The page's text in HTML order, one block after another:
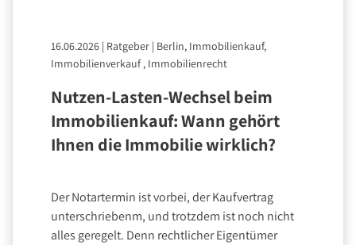
16.06.2026 | Ratgeber | Berlin, Immobilienkauf,
Immobilienverkauf , Immobilienrecht
Nutzen-Lasten-Wechsel beim
Immobilienkauf: Wann gehört
Ihnen die Immobilie wirklich?
Der Notartermin ist vorbei, der Kaufvertrag
unterschriebenm, und trotzdem ist noch nicht
alles geregelt. Denn rechtlicher Eigentümer